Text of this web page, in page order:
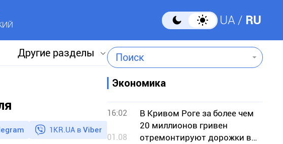
UA RU
Другие разделы Поиск
1KR.UA в Viber
Экономика
16:02
01.08
В Кривом Роге за более чем
20 миллионов гривен
отремонтируют дорожки в